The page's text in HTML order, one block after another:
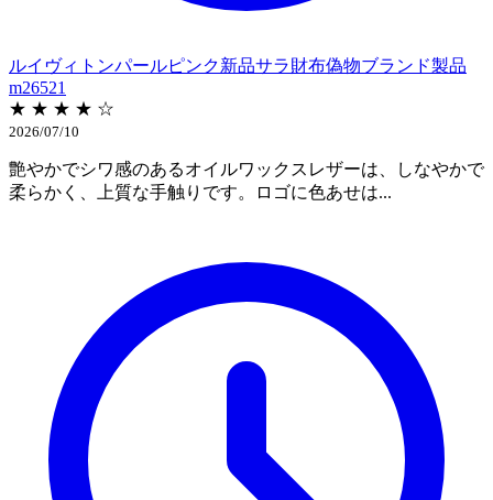
ルイヴィトンパールピンク新品サラ財布偽物ブランド製品
m26521
★ ★ ★ ★ ☆
2026/07/10
艶やかでシワ感のあるオイルワックスレザーは、しなやかで
柔らかく、上質な手触りです。ロゴに色あせは...